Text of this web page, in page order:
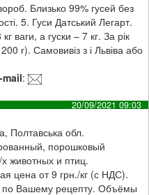
Близько 99% гусей без
5. Гуси Датський Легарт.
ваги, а гуски – 7 кг. За рік
г). Самовивіз з і Львіва або
mail:
20/09/2021 09:03
Полтавська обл.
порошковый
животных и птиц.
цена от 9 грн./кг (с НДС).
по Вашему рецепту. Объёмы